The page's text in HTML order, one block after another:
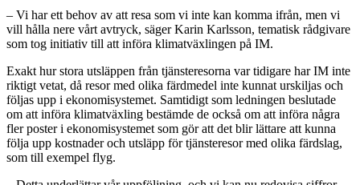
– Vi har ett behov av att resa som vi inte kan komma ifrån, men vi
vill hålla nere vårt avtryck, säger Karin Karlsson, tematisk rådgivare
som tog initiativ till att införa klimatväxlingen på IM.
Exakt hur stora utsläppen från tjänsteresorna var tidigare har IM inte
riktigt vetat, då resor med olika färdmedel inte kunnat urskiljas och
följas upp i ekonomisystemet. Samtidigt som ledningen beslutade
om att införa klimatväxling bestämde de också om att införa några
fler poster i ekonomisystemet som gör att det blir lättare att kunna
följa upp kostnader och utsläpp för tjänsteresor med olika färdslag,
som till exempel flyg.